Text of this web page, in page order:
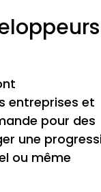
entreprises et
pour des
une
ou même